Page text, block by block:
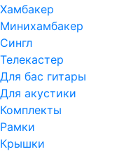
Хамбакер
Минихамбакер
Сингл
Телекастер
Для бас гитары
Для акустики
Комплекты
Рамки
Крышки